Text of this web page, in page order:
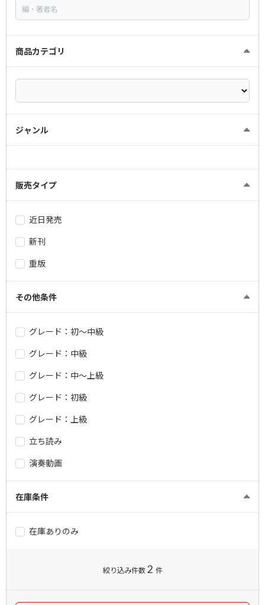
商品カテゴリ
ジャンル
販売タイプ
近日発売
新刊
重版
その他条件
グレード：初～中級
グレード：中級
グレード：中～上級
グレード：初級
グレード：上級
立ち読み
演奏動画
在庫条件
在庫ありのみ
絞り込み件数2 件